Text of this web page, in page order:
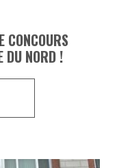
CONCOURS
DU NORD !